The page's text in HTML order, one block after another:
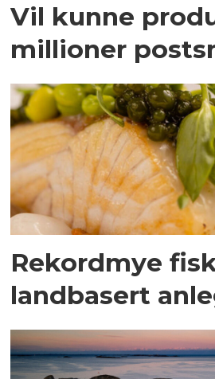
Vil kunne
millioner
Rekordmye
landbasert